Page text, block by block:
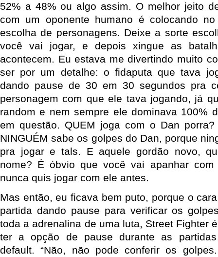
52% a 48% ou algo assim. O melhor jeito
com um oponente humano é colocando
escolha de personagens. Deixe a sorte
você vai jogar, e depois xingue as
acontecem. Eu estava me divertindo muito
ser por um detalhe: o fidaputa que tava
dando pause de 30 em 30 segundos pra
personagem com que ele tava jogando, já
random e nem sempre ele dominava 100%
em questão. QUEM joga com o Dan
NINGUÉM sabe os golpes do Dan, porque
pra jogar e tals. E aquele gordão novo,
nome? É óbvio que você vai apanhar
nunca quis jogar com ele antes.
Mas então, eu ficava bem puto, porque o
partida dando pause para verificar os
toda a adrenalina de uma luta, Street Fighter
ter a opção de pause durante as partidas
default. “Não, não pode conferir os